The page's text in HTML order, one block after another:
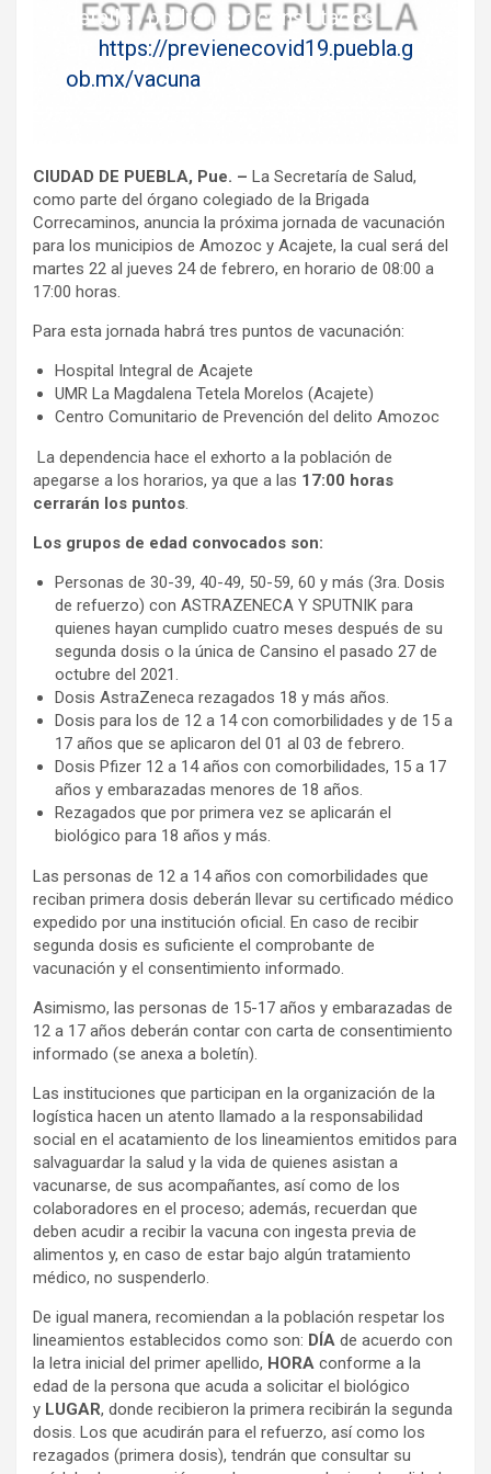
detalles podrán ser consultados
https://previenecovid19.puebla.g
ob.mx/vacuna
CIUDAD DE PUEBLA, Pue. – La Secretaría de Salud,
como parte del órgano colegiado de la Brigada
Correcaminos, anuncia la próxima jornada de vacunación
para los municipios de Amozoc y Acajete, la cual será del
martes 22 al jueves 24 de febrero, en horario de 08:00 a
17:00 horas.
Para esta jornada habrá tres puntos de vacunación:
Hospital Integral de Acajete
UMR La Magdalena Tetela Morelos (Acajete)
Centro Comunitario de Prevención del delito Amozoc
La dependencia hace el exhorto a la población de
apegarse a los horarios, ya que a las 17:00 horas
cerrarán los puntos.
Los grupos de edad convocados son:
Personas de 30-39, 40-49, 50-59, 60 y más (3ra. Dosis
de refuerzo) con ASTRAZENECA Y SPUTNIK para
quienes hayan cumplido cuatro meses después de su
segunda dosis o la única de Cansino el pasado 27 de
octubre del 2021.
Dosis AstraZeneca rezagados 18 y más años.
Dosis para los de 12 a 14 con comorbilidades y de 15 a
17 años que se aplicaron del 01 al 03 de febrero.
Dosis Pfizer 12 a 14 años con comorbilidades, 15 a 17
años y embarazadas menores de 18 años.
Rezagados que por primera vez se aplicarán el
biológico para 18 años y más.
Las personas de 12 a 14 años con comorbilidades que
reciban primera dosis deberán llevar su certificado médico
expedido por una institución oficial. En caso de recibir
segunda dosis es suficiente el comprobante de
vacunación y el consentimiento informado.
Asimismo, las personas de 15-17 años y embarazadas de
12 a 17 años deberán contar con carta de consentimiento
informado (se anexa a boletín).
Las instituciones que participan en la organización de la
logística hacen un atento llamado a la responsabilidad
social en el acatamiento de los lineamientos emitidos para
salvaguardar la salud y la vida de quienes asistan a
vacunarse, de sus acompañantes, así como de los
colaboradores en el proceso; además, recuerdan que
deben acudir a recibir la vacuna con ingesta previa de
alimentos y, en caso de estar bajo algún tratamiento
médico, no suspenderlo.
De igual manera, recomiendan a la población respetar los
lineamientos establecidos como son: DÍA de acuerdo con
la letra inicial del primer apellido, HORA conforme a la
edad de la persona que acuda a solicitar el biológico
y LUGAR, donde recibieron la primera recibirán la segunda
dosis. Los que acudirán para el refuerzo, así como los
rezagados (primera dosis), tendrán que consultar su